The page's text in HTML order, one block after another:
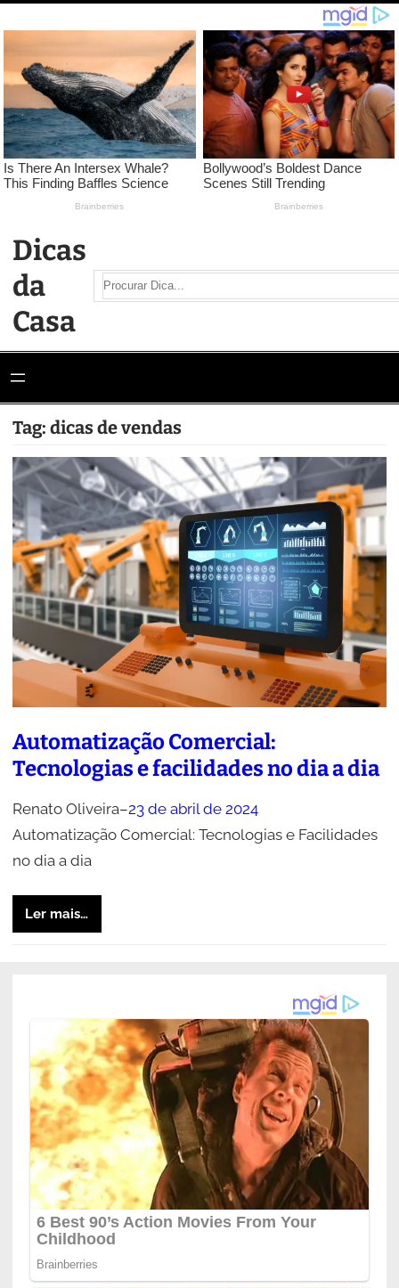
para
conteúdo
Dicas
da
Casa
Search
Tag: dicas de vendas
Automatização Comercial:
Tecnologias e facilidades no dia a dia
Renato Oliveira–23 de abril de 2024
Automatização Comercial: Tecnologias e Facilidades
no dia a dia
Ler mais…